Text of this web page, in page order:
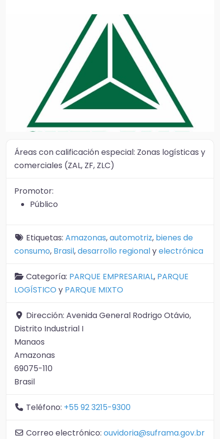
Anterior
Áreas con calificación especial: Zonas logísticas y
comerciales (ZAL, ZF, ZLC)
Promotor:
Público
Etiquetas: Amazonas,automotriz, bienes de
consumo, Brasil,desarrollo regionalyelectrónica
Categoría: PARQUE EMPRESARIAL, PARQUE
LOGÍSTICO y PARQUE MIXTO
Dirección: Avenida General Rodrigo Otávio,
Distrito Industrial I
Manaos
Amazonas
69075-110
Brasil
Teléfono: +55 92 3215-9300
Correo electrónico: ouvidoria@suframa.gov.br